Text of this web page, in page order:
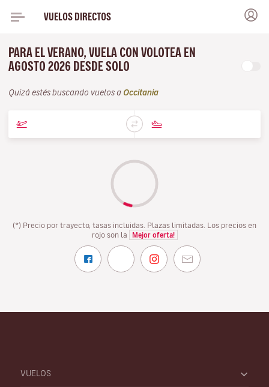
VUELOS DIRECTOS
PARA EL VERANO, VUELA CON VOLOTEA EN
AGOSTO 2026 DESDE SOLO
Quizá estés buscando vuelos a Occitania
(*) Precio por trayecto, tasas incluidas. Plazas limitadas. Los precios en
rojo son la
Mejor oferta!
VUELOS